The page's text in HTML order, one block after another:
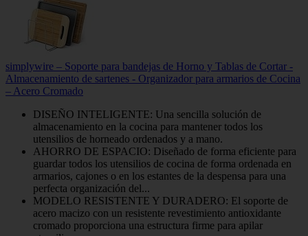
simplywire – Soporte para bandejas de Horno y Tablas de Cortar -
Almacenamiento de sartenes - Organizador para armarios de Cocina
– Acero Cromado
DISEÑO INTELIGENTE: Una sencilla solución de
almacenamiento en la cocina para mantener todos los
utensilios de horneado ordenados y a mano.
AHORRO DE ESPACIO: Diseñado de forma eficiente para
guardar todos los utensilios de cocina de forma ordenada en
armarios, cajones o en los estantes de la despensa para una
perfecta organización del...
MODELO RESISTENTE Y DURADERO: El soporte de
acero macizo con un resistente revestimiento antioxidante
cromado proporciona una estructura firme para apilar